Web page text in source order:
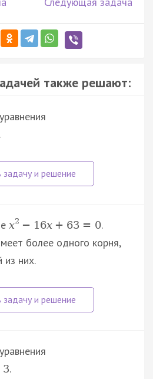
также решают:
x2 − 16x + 63 = 0.
более одного корня,
из них.
3.